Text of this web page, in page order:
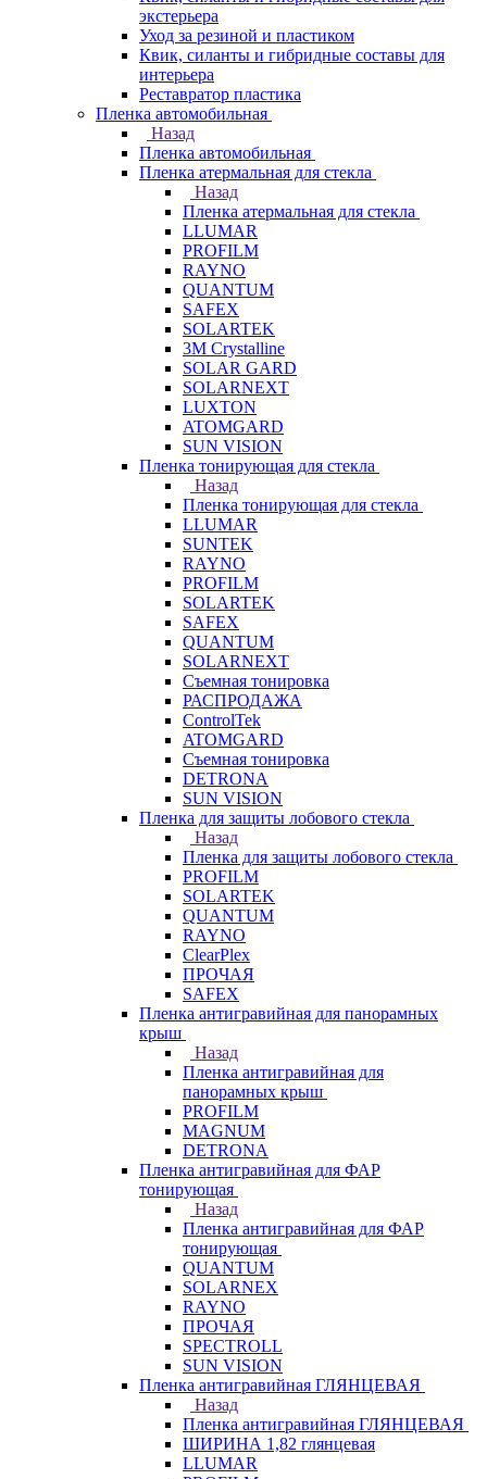
экстерьера
Уход за резиной и пластиком
Квик, силанты и гибридные составы для
интерьера
Реставратор пластика
Пленка автомобильная
Назад
Пленка автомобильная
Пленка атермальная для стекла
Назад
Пленка атермальная для стекла
LLUMAR
PROFILM
RAYNO
QUANTUM
SAFEX
SOLARTEK
3M Crystalline
SOLAR GARD
SOLARNEXT
LUXTON
ATOMGARD
SUN VISION
Пленка тонирующая для стекла
Назад
Пленка тонирующая для стекла
LLUMAR
SUNTEK
RAYNO
PROFILM
SOLARTEK
SAFEX
QUANTUM
SOLARNEXT
Съемная тонировка
РАСПРОДАЖА
ControlTek
ATOMGARD
Съемная тонировка
DETRONA
SUN VISION
Пленка для защиты лобового стекла
Назад
Пленка для защиты лобового стекла
PROFILM
SOLARTEK
QUANTUM
RAYNO
ClearPlex
ПРОЧАЯ
SAFEX
Пленка антигравийная для панорамных
крыш
Назад
Пленка антигравийная для
панорамных крыш
PROFILM
MAGNUM
DETRONA
Пленка антигравийная для ФАР
тонирующая
Назад
Пленка антигравийная для ФАР
тонирующая
QUANTUM
SOLARNEX
RAYNO
ПРОЧАЯ
SPECTROLL
SUN VISION
Пленка антигравийная ГЛЯНЦЕВАЯ
Назад
Пленка антигравийная ГЛЯНЦЕВАЯ
ШИРИНА 1,82 глянцевая
LLUMAR